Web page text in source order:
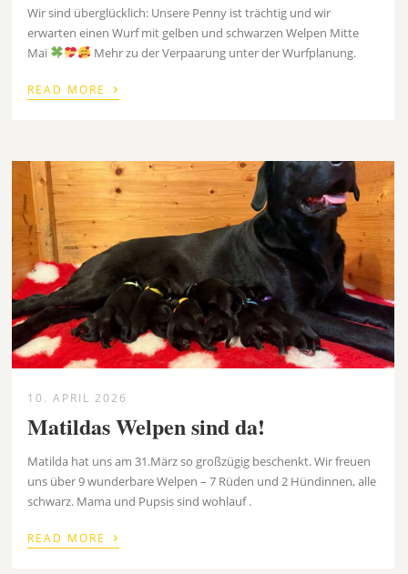
Wir sind überglücklich: Unsere Penny ist trächtig und wir
erwarten einen Wurf mit gelben und schwarzen Welpen Mitte
Mai
Mehr zu der Verpaarung unter der Wurfplanung.
READ MORE ›
10. APRIL 2026
Matildas Welpen sind da!
Matilda hat uns am 31.März so großzügig beschenkt. Wir freuen
uns über 9 wunderbare Welpen – 7 Rüden und 2 Hündinnen, alle
schwarz. Mama und Pupsis sind wohlauf .
READ MORE ›